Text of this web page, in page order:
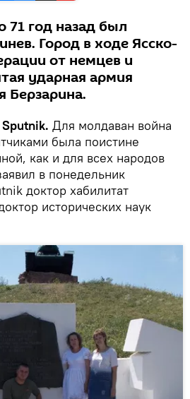
71 год назад был
Город в ходе Ясско-
от немцев и
ударная армия
Берзарина.
Для молдаван война
была поистине
как и для всех народов
в понедельник
доктор хабилитат
исторических наук